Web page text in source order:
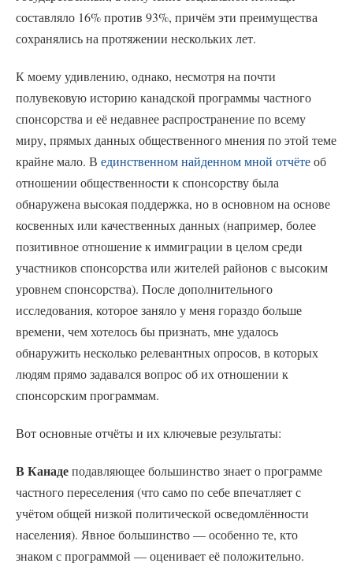
составляло 16% против 93%, причём эти преимущества
сохранялись на протяжении нескольких лет.
К моему удивлению, однако, несмотря на почти
полувековую историю канадской программы частного
спонсорства и её недавнее распространение по всему
миру, прямых данных общественного мнения по этой теме
крайне мало. В единственном найденном мной отчётеоб
отношении общественности к спонсорству была
обнаружена высокая поддержка, но в основном на основе
косвенных или качественных данных (например, более
позитивное отношение к иммиграции в целом среди
участников спонсорства или жителей районов с высоким
уровнем спонсорства). После дополнительного
исследования, которое заняло у меня гораздо больше
времени, чем хотелось бы признать, мне удалось
обнаружить несколько релевантных опросов, в которых
людям прямо задавался вопрос об их отношении к
спонсорским программам.
Вот основные отчёты и их ключевые результаты:
В Канадеподавляющее большинство знает о программе
частного переселения (что само по себе впечатляет с
учётом общей низкой политической осведомлённости
населения). Явное большинство — особенно те, кто
знаком с программой — оценивает её положительно.